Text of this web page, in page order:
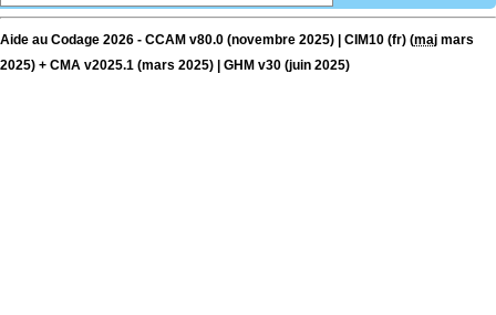
Aide au Codage 2026 - CCAM v80.0 (novembre 2025) | CIM10 (fr) (maj mars
2025) + CMA v2025.1 (mars 2025) | GHM v30 (juin 2025)